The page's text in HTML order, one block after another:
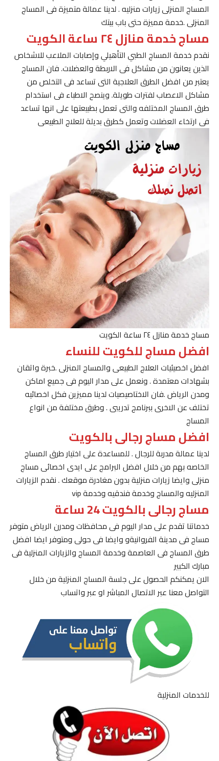
المساج المنزلى زيارات منزليه . لدينا عمالة متميزة فى المساج
المنزلى .خدمة مميزة حتى باب بيتك
مساج خدمة منازل ٢٤ ساعة الكويت
نقدم خدمة المساج الطبي التأهيلي وإصابات الملاعب للاشخاص
الذين يعانون من مشاكل فى الاربطة والعضلات. فان المساج
يعتبر من افضل الطرق العلاجية التى تساعد فى التخلص من
مشاكل الاعصاب لفترات طويلة. وينصح الاطباء فى استخدام
طرق المساج المختلفه والتى تعمل بطبيعتها على انها تساعد
فى ارتخاء العضلات وتعمل كطرق بديلة للعلاج الطبيعى
مساج خدمة منازل ٢٤ ساعة الكويت
افضل مساج للكويت للنساء
افضل اخصيئيات العلاج الطبيعى والمساج المنزلى .خبرة واتقان
بشهادات معتمدة . ونعمل على مدار اليوم فى جميع اماكن
ومدن الرياض .فان الاختاصيصيات لدينا مميزين فكل اخصائيه
تختلف عن الاخرى ببرنامج تدريبى . وطرق مختلفة من انواع
المساج
افضل مساج رجالى بالكويت
لدينا عمالة مدربة للرجال . للمساعدة على اختيار طرق المساج
الخاصه بهم من خلال افضل البرامج على ايدى اخصائى مساج
منزلى وايضا زيارات منزلية بدون مغادرة موقعك . نقدم الزيارات
المنزليه والمساج وخدمة فندقيه وخدمة vip
مساج رجالى بالكويت 24 ساعة
خدماتنا تقدم على مدار اليوم فى محافظات ومدرن الرياض متوفر
مساج فى مدينة الفروانيةو وايضا فى حولى ومتوفر ايضا افضل
طرق المساج فى العاصمة وخدمة المساج والزيارات المنزلية فى
مبارك الكبير
الان يمكنكم الحصول على جلسة المساج المنزلية من خلال
التواصل معنا عبر الاتصال المباشر او عبر واتساب
للخدمات المنزلية